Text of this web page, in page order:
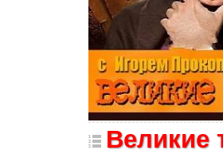
Великие